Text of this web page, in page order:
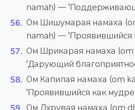
namaḥ) —
Ом Шишумарая намаха
namaḥ) —
Ом Шрикарая намаха
'Дарующий
Ом Капилая намаха (oṃ
'Проявившийся как
Ом Дхрувая намаха (oṃ